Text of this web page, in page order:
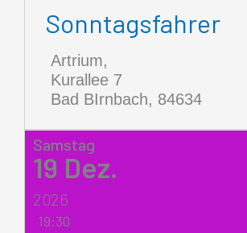
Sonntagsfahrer
Artrium,
Kurallee 7
Bad BIrnbach, 84634
Samstag
19 Dez.
2026
19:30